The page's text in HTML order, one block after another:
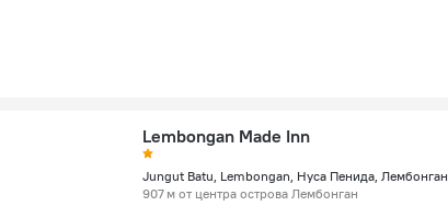
Lembongan Made Inn
Jungut Batu, Lembongan, Нуса Пенида, Лембонган
907 м от центра острова Лембонган